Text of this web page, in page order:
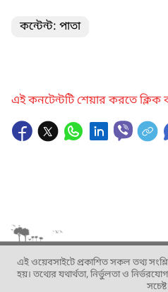
কন্টেন্ট: পাতা
এই কনটেন্টটি শেয়ার করতে
এই ওয়েবসাইটে প্রকাশিত সকল তথ্য
হয়। তথ্যের যথার্থতা, নির্ভুলতা ও